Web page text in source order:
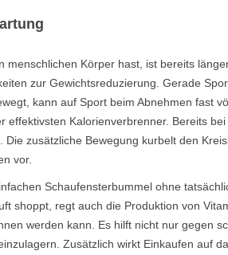
menschlichen Körper hast, ist bereits
zur Gewichtsreduzierung. Gerade
kann auf Sport beim Abnehmen fast
effektivsten Kalorienverbrenner. Bereits
zusätzliche Bewegung kurbelt den
vor.
Schaufensterbummel ohne
shoppt, regt auch die Produktion von
werden kann. Es hilft nicht nur gegen
Zusätzlich wirkt Einkaufen auf